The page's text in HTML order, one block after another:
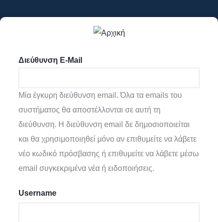
προς
περιεχόμενο
Διεύθυνση E-Mail
Μία έγκυρη διεύθυνση email. Όλα τα emails του
συστήματος θα αποστέλλονται σε αυτή τη
διεύθυνση. Η διεύθυνση email δε δημοσιοποιείται
και θα χρησιμοποιηθεί μόνο αν επιθυμείτε να λάβετε
νέο κωδικό πρόσβασης ή επιθυμείτε να λάβετε μέσω
email συγκεκριμένα νέα ή ειδοποιήσεις.
Username